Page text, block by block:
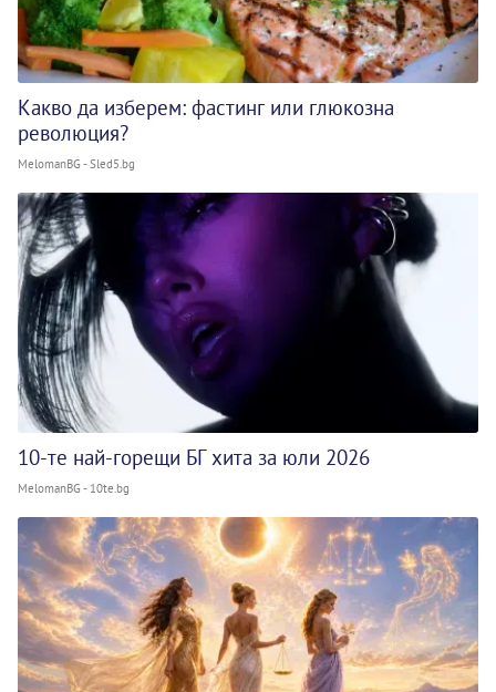
Какво да изберем: фастинг или глюкозна
революция?
MelomanBG - Sled5.bg
10-те най-горещи БГ хита за юли 2026
MelomanBG - 10te.bg